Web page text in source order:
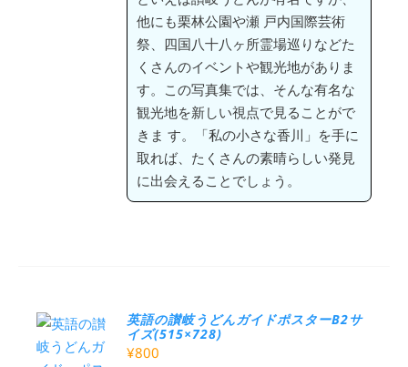
他にも栗林公園や瀬 戸内国際芸術
祭、四国八十八ヶ所霊場巡りなどた
くさんのイベントや観光地がありま
す。この写真集では、そんな有名な
観光地を新しい視点で見ることがで
きま す。「私の小さな香川」を手に
取れば、たくさんの素晴らしい発見
に出会えることでしょう。
英語の讃岐うどんガイドポスターB2サ
イズ(515×728)
¥800